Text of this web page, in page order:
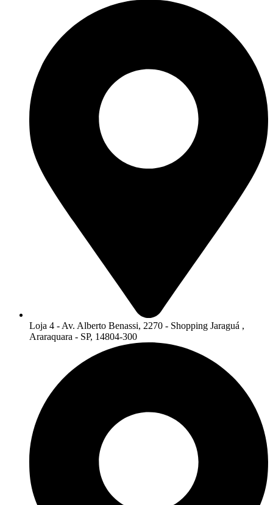
Loja 4 - Av. Alberto Benassi, 2270 - Shopping Jaraguá ,
Araraquara - SP, 14804-300